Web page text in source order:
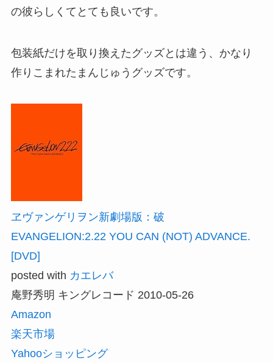
の彼らしくてとても良いです。
包装紙だけを取り換えたグッズとは違う、かなり
作りこまれたまんじゅうグッズです。
ヱヴァンゲリヲン新劇場版：破
EVANGELION:2.22 YOU CAN (NOT) ADVANCE.
[DVD]
posted with カエレバ
庵野秀明 キングレコード 2010-05-26
Amazon
楽天市場
Yahooショッピング